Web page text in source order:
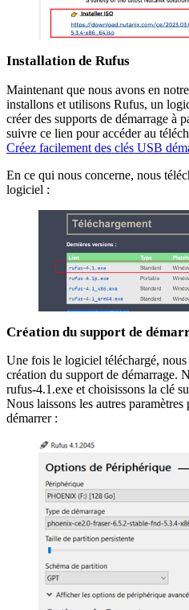
Installation de Rufus
Maintenant que nous avons en
installons et utilisons Rufus, un
créer des supports de démarrage à
suivre ce lien pour accéder au
Créez facilement des clés USB
En ce qui nous concerne, nous
logiciel :
Création du support de
Une fois le logiciel téléchargé,
création du support de démarrage.
rufus-4.1.exe et choisissons la clé
Nous laissons les autres
démarrer :